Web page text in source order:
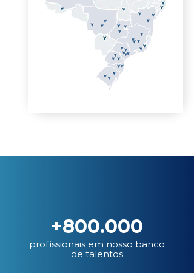
+800.000
profissionais em nosso banco
de talentos